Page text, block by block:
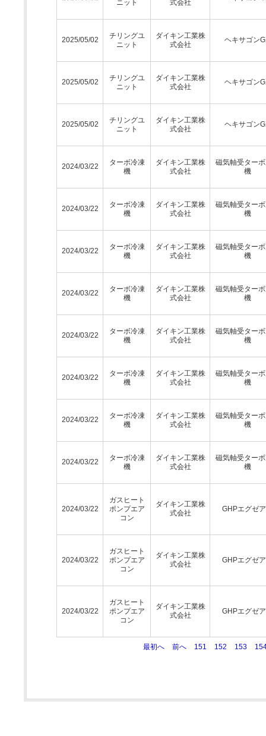
ニット
式会社
2025/05/02
チリングユ
ニット
ダイキン工業株
式会社
ヘキサゴン
2025/05/02
チリングユ
ニット
ダイキン工業株
式会社
ヘキサゴン
2025/05/02
チリングユ
ニット
ダイキン工業株
式会社
ヘキサゴン
2024/03/22
ターボ冷凍
機
ダイキン工業株
式会社
磁気軸受ター
機
2024/03/22
ターボ冷凍
機
ダイキン工業株
式会社
磁気軸受ター
機
2024/03/22
ターボ冷凍
機
ダイキン工業株
式会社
磁気軸受ター
機
2024/03/22
ターボ冷凍
機
ダイキン工業株
式会社
磁気軸受ター
機
2024/03/22
ターボ冷凍
機
ダイキン工業株
式会社
磁気軸受ター
機
2024/03/22
ターボ冷凍
機
ダイキン工業株
式会社
磁気軸受ター
機
2024/03/22
ターボ冷凍
機
ダイキン工業株
式会社
磁気軸受ター
機
2024/03/22
ターボ冷凍
機
ダイキン工業株
式会社
磁気軸受ター
機
2024/03/22
ガスヒート
ポンプエア
コン
ダイキン工業株
式会社
GHPエグゼ
2024/03/22
ガスヒート
ポンプエア
コン
ダイキン工業株
式会社
GHPエグゼ
2024/03/22
ガスヒート
ポンプエア
コン
ダイキン工業株
式会社
GHPエグゼ
最初へ 前へ 151 152 153